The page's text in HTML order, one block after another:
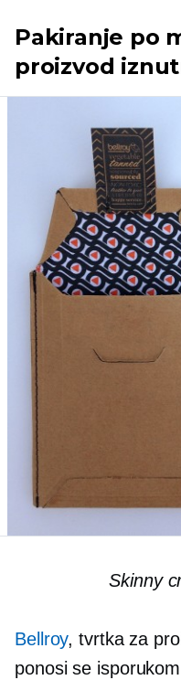
Pakiranje po
proizvod
Skinny
Bellroy, tvrtka za
ponosi se